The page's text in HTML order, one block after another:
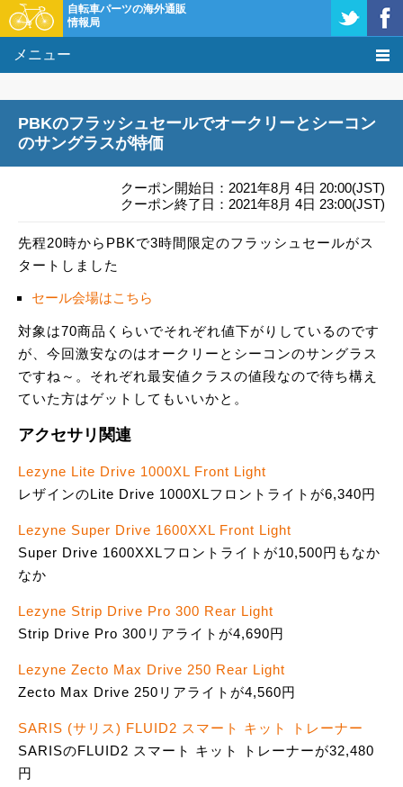
自転車パーツの海外通販
情報局
メニュー
タレコミ掲示板
基礎知識
PBKのフラッシュセールでオークリーとシーコン
のサングラスが特価
クーポン開始日：2021年8月 4日 20:00(JST)
クーポン終了日：2021年8月 4日 23:00(JST)
先程20時からPBKで3時間限定のフラッシュセールがス
タートしました
セール会場はこちら
対象は70商品くらいでそれぞれ値下がりしているのです
が、今回激安なのはオークリーとシーコンのサングラス
ですね～。それぞれ最安値クラスの値段なので待ち構え
ていた方はゲットしてもいいかと。
アクセサリ関連
Lezyne Lite Drive 1000XL Front Light
レザインのLite Drive 1000XLフロントライトが6,340円
Lezyne Super Drive 1600XXL Front Light
Super Drive 1600XXLフロントライトが10,500円もなか
なか
Lezyne Strip Drive Pro 300 Rear Light
Strip Drive Pro 300リアライトが4,690円
Lezyne Zecto Max Drive 250 Rear Light
Zecto Max Drive 250リアライトが4,560円
SARIS (サリス) FLUID2 スマート キット トレーナー
SARISのFLUID2 スマート キット トレーナーが32,480
円